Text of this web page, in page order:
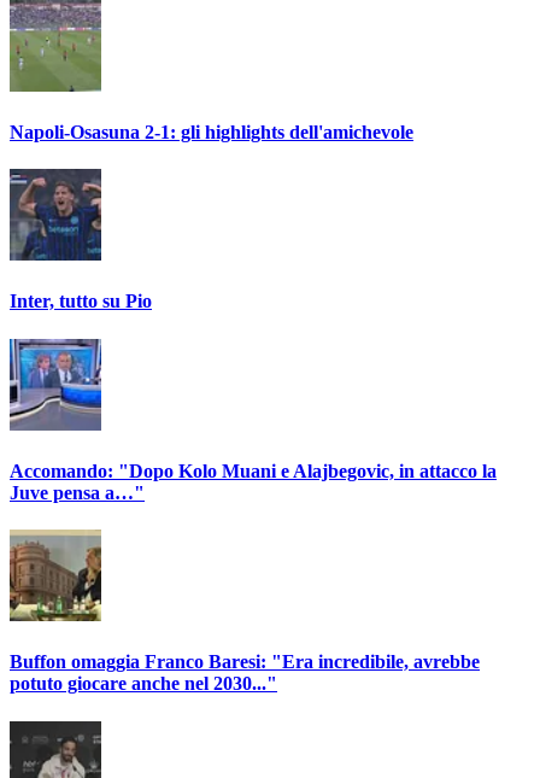
Napoli-Osasuna 2-1: gli highlights dell'amichevole
Inter, tutto su Pio
Accomando: "Dopo Kolo Muani e Alajbegovic, in attacco la
Juve pensa a…"
Buffon omaggia Franco Baresi: "Era incredibile, avrebbe
potuto giocare anche nel 2030..."